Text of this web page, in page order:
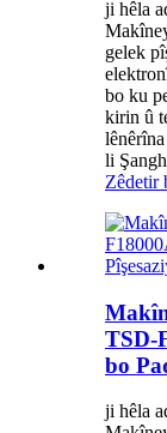
ji hêla
gelek
bo ku
kirin û
li
Zêdetir
TSD-
bo
ji hêla